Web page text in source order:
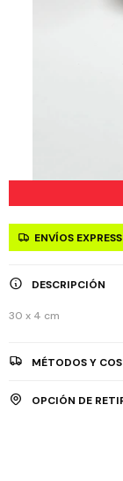
ENVÍOS EXPRESS
DESCRIPCIÓN
30 x 4 cm
MÉTODOS Y
OPCIÓN DE